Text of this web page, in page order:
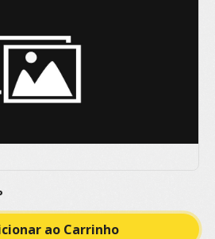
ao Carrinho